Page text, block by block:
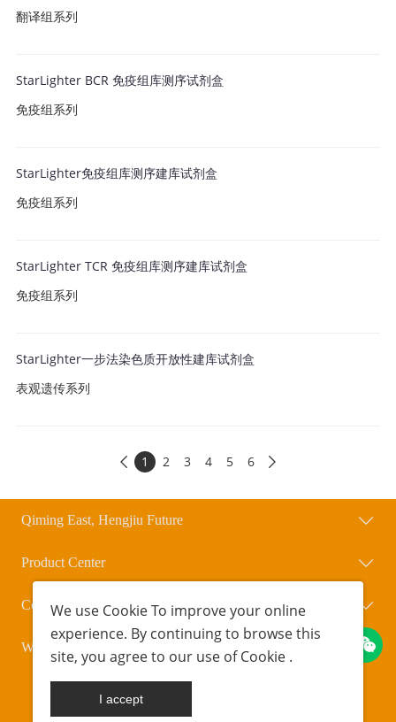
翻译组系列
StarLighter BCR 免疫组库测序试剂盒
免疫组系列
StarLighter免疫组库测序建库试剂盒
免疫组系列
StarLighter TCR 免疫组库测序建库试剂盒
免疫组系列
StarLighter一步法染色质开放性建库试剂盒
表观遗传系列
 1 2 3 4 5 6 
Qiming East, Hengjiu Future
Product Center
Contact Us
WeChat Official Account
Copyright © Beijing Qihengxing Biotechnology Co., Ltd.
POWERED BY UEESHOP
We use CookieTo improve your online
experience. By continuing to browse this
site, you agree to our use ofCookie .